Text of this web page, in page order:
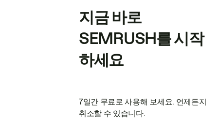
지금 바로
SEMRUSH를 시작
하세요
7일간 무료로 사용해 보세요. 언제든지
취소할 수 있습니다.